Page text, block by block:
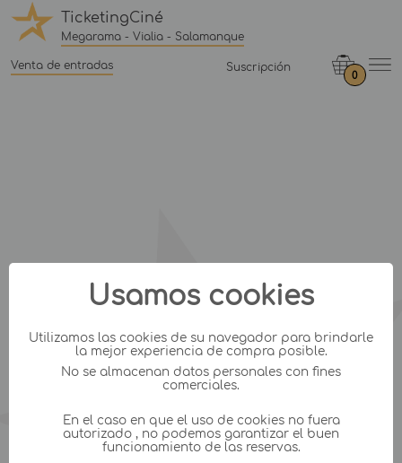
TicketingCiné
Megarama - Vialia - Salamanque
Venta de entradas Suscripción
0
Usamos cookies
Utilizamos las cookies de su navegador para brindarle
la mejor experiencia de compra posible.
No se almacenan datos personales con fines
comerciales.
En el caso en que el uso de cookies no fuera
autorizado , no podemos garantizar el buen
funcionamiento de las reservas.